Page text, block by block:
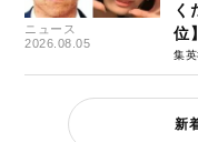
ニュース
2026.08.05
く
位
集
新